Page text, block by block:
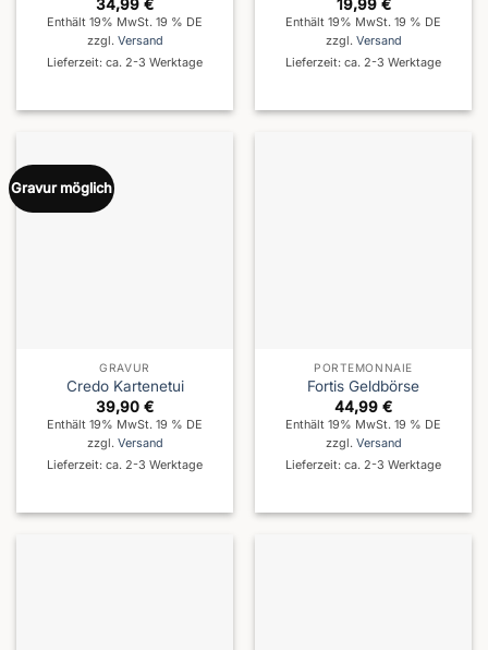
34,99 €
Enthält 19% MwSt. 19 % DE
zzgl. Versand
Lieferzeit: ca. 2-3 Werktage
19,99 €
Enthält 19% MwSt. 19 % DE
zzgl. Versand
Lieferzeit: ca. 2-3 Werktage
Gravur möglich
GRAVUR
Credo Kartenetui
39,90 €
Enthält 19% MwSt. 19 % DE
zzgl. Versand
Lieferzeit: ca. 2-3 Werktage
PORTEMONNAIE
Fortis Geldbörse
44,99 €
Enthält 19% MwSt. 19 % DE
zzgl. Versand
Lieferzeit: ca. 2-3 Werktage